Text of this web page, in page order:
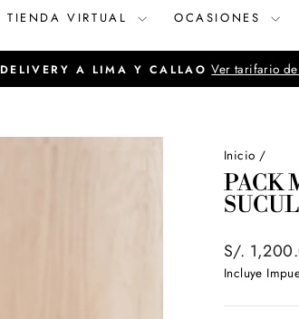
TIENDA VIRTUAL OCASIONES
diapositivas
DELIVERY A LIMA Y CALLAO Ver tarifario
Inicio /
PACK
Precio
habitual
S/.
Incluye